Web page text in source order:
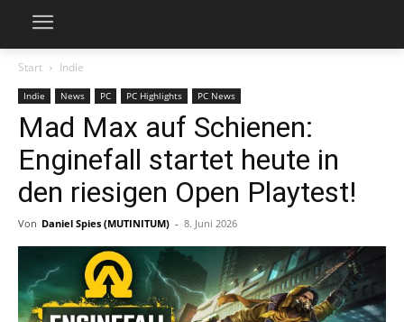
Start Indie
Indie News PC PC Highlights PC News
Mad Max auf Schienen:
Enginefall startet heute in
den riesigen Open Playtest!
Von Daniel Spies (MUTINITUM) - 8. Juni 2026